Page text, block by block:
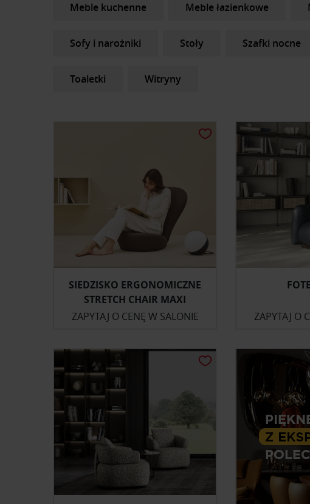
Meble kuchenne Meble łazienkowe
Sofy i narożniki Stoły Szafki nocne
Toaletki Witryny
SIEDZISKO ERGONOMICZNE
STRETCH CHAIR MAXI
ZAPYTAJ O CENĘ W SALONIE
ZAPYTAJ O